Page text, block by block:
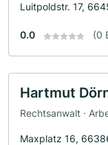
Luitpoldstr. 17,
0.0 (0
Hartmut
Rechtsanwalt ·
Maxplatz 16,